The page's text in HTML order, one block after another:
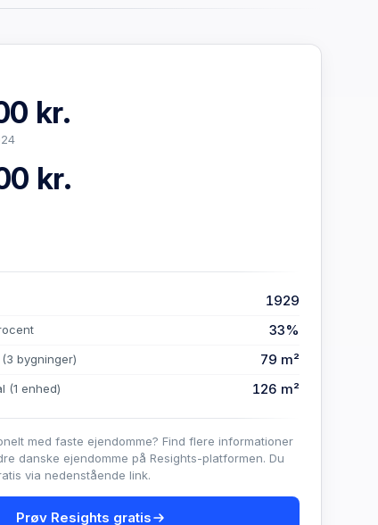
kr.
kr.
1929
33%
(3 bygninger) 79 m²
(1 enhed) 126 m²
med faste ejendomme? Find flere informationer
danske ejendomme på Resights-platformen. Du
via nedenstående link.
Prøv Resights gratis